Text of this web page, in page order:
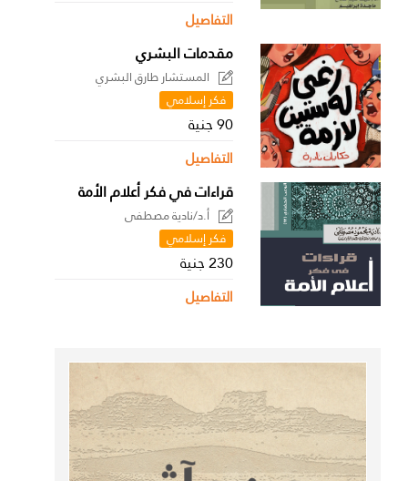
التفاصيل
مقدمات البشري
المستشار طارق البشري
فكر إسلامي
90 جنية
التفاصيل
قراءات في فكر أعلام الأمة
أ.د/نادية مصطفى
فكر إسلامي
230 جنية
التفاصيل